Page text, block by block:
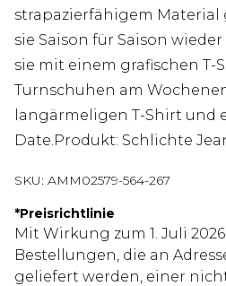
strapazierfähigem Material
sie Saison für Saison
sie mit einem grafischen T-
Turnschuhen am
langärmeligen T-Shirt und
Date.Produkt: Schlichte
SKU: AMM02579-564-267
*Preisrichtlinie
Mit Wirkung zum 1. Juli
Bestellungen, die an
geliefert werden, einer